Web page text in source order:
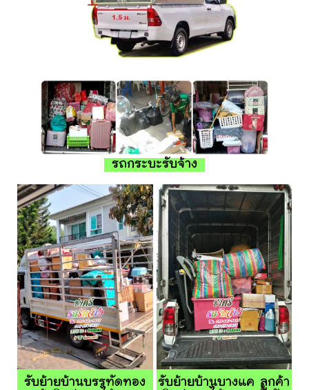
รถกระบะรับจ้าง
รับย้ายบ้านบรรทัดทอง
รับย้ายบ้านบางแค ลูกค้า